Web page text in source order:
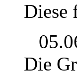
Diese
Die